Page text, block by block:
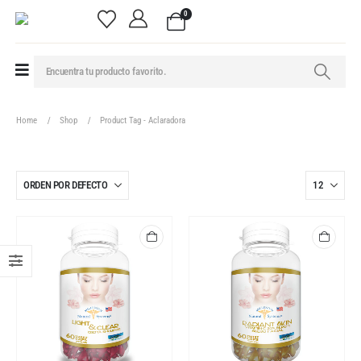
0
Home Shop Product Tag - Aclaradora